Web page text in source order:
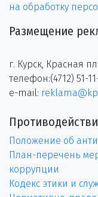
на обработку
Размещение
г. Курск, Красная
телефон:(4712) 51-
e-mail:
Положение об
План-перечень
коррупции
Кодекс этики и